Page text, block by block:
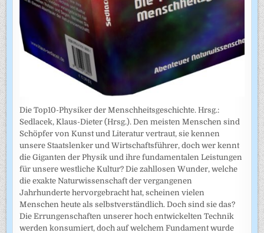
Die Top10-Physiker der Menschheitsgeschichte. Hrsg.:
Sedlacek, Klaus-Dieter (Hrsg.). Den meisten Menschen sind
Schöpfer von Kunst und Literatur vertraut, sie kennen
unsere Staatslenker und Wirtschaftsführer, doch wer kennt
die Giganten der Physik und ihre fundamentalen Leistungen
für unsere westliche Kultur? Die zahllosen Wunder, welche
die exakte Naturwissenschaft der vergangenen
Jahrhunderte hervorgebracht hat, scheinen vielen
Menschen heute als selbstverständlich. Doch sind sie das?
Die Errungenschaften unserer hoch entwickelten Technik
werden konsumiert, doch auf welchem Fundament wurde